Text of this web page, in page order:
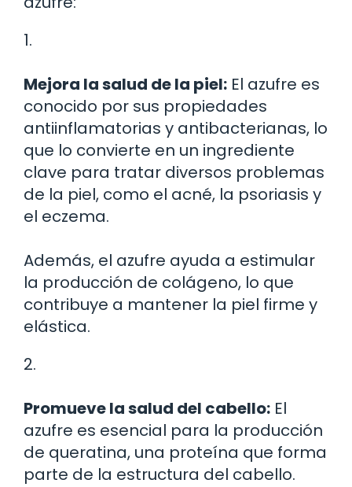
1.
Mejora la salud de la piel: El azufre es
conocido por sus propiedades
antiinflamatorias y antibacterianas, lo
que lo convierte en un ingrediente
clave para tratar diversos problemas
de la piel, como el acné, la psoriasis y
el eczema.
Además, el azufre ayuda a estimular
la producción de colágeno, lo que
contribuye a mantener la piel firme y
elástica.
2.
Promueve la salud del cabello: El
azufre es esencial para la producción
de queratina, una proteína que forma
parte de la estructura del cabello.